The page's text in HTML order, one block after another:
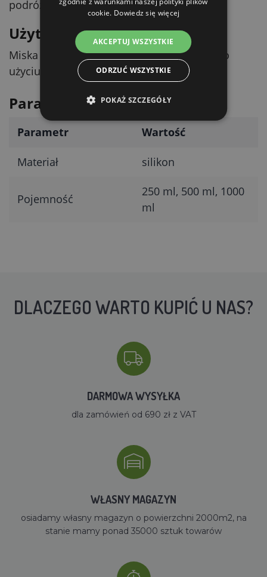
podróżnego.
Użytkowanie i czyszczenie
Miska ma antypoślizgową powierzchnię i po
użyciu łatwo ją wyczyścisz.
Parametry techniczne
Parametr Wartość
Materiał silikon
Pojemność
250 ml, 500 ml, 1000
ml
DLACZEGO WARTO KUPIĆ U NAS?
DARMOWA WYSYŁKA
dla zamówień od 690 zł z VAT
WŁASNY MAGAZYN
osiadamy własny magazyn o powierzchni 2000m2, na
stanie mamy ponad 35000 sztuk towarów
cookie. Dowiedz się więcej
AKCEPTUJ WSZYSTKIE
ODRZUĆ WSZYSTKIE
POKAŻ SZCZEGÓŁY